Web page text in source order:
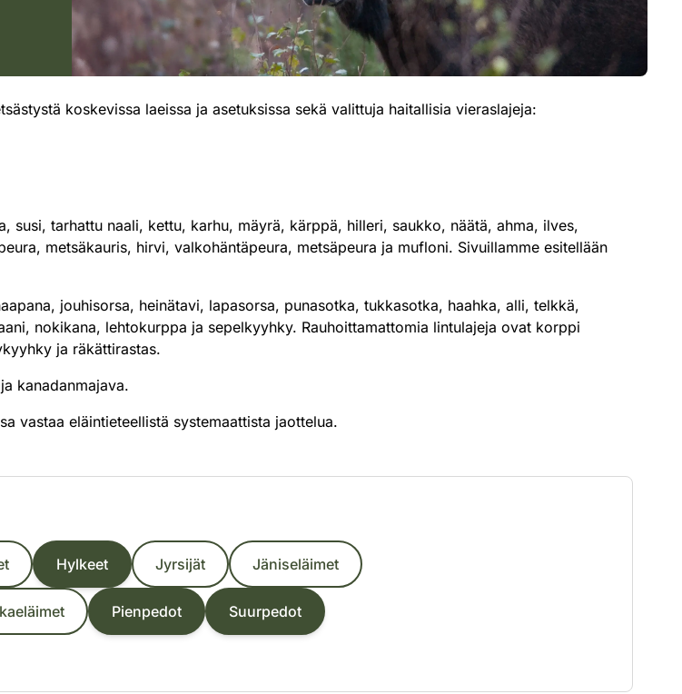
koskevissa laeissa ja asetuksissa sekä valittuja haitallisia vieraslajeja:
susi, tarhattu naali, kettu, karhu, mäyrä, kärppä, hilleri, saukko, näätä, ahma, ilves,
metsäkauris, hirvi, valkohäntäpeura, metsäpeura ja mufloni. Sivuillamme esitellään
jouhisorsa, heinätavi, lapasorsa, punasotka, tukkasotka, haahka, alli, telkkä,
nokikana, lehtokurppa ja sepelkyyhky. Rauhoittamattomia lintulajeja ovat korppi
ja räkättirastas.
kanadanmajava.
vastaa eläintieteellistä systemaattista jaottelua.
Hylkeet Jyrsijät Jäniseläimet
Pienpedot Suurpedot